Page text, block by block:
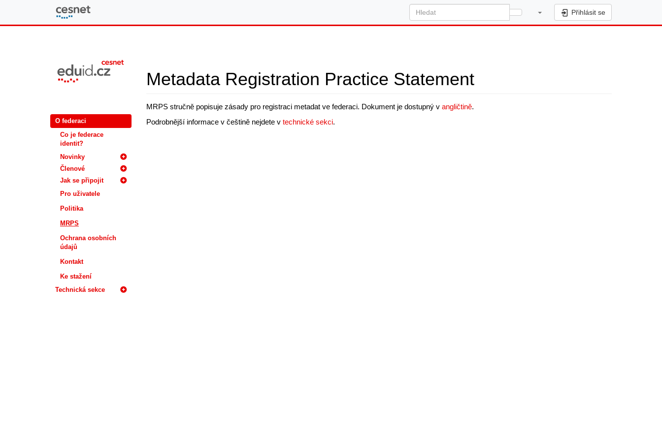
Přihlásit se
O federaci
Co je federace
identit?
Novinky
Členové
Jak se připojit
Pro uživatele
Politika
MRPS
Ochrana osobních
údajů
Kontakt
Ke stažení
Technická sekce
Metadata Registration Practice Statement
MRPS stručně popisuje zásady pro registraci metadat ve federaci. Dokument je dostupný v angličtině.
Podrobnější informace v češtině nejdete v technické sekci.